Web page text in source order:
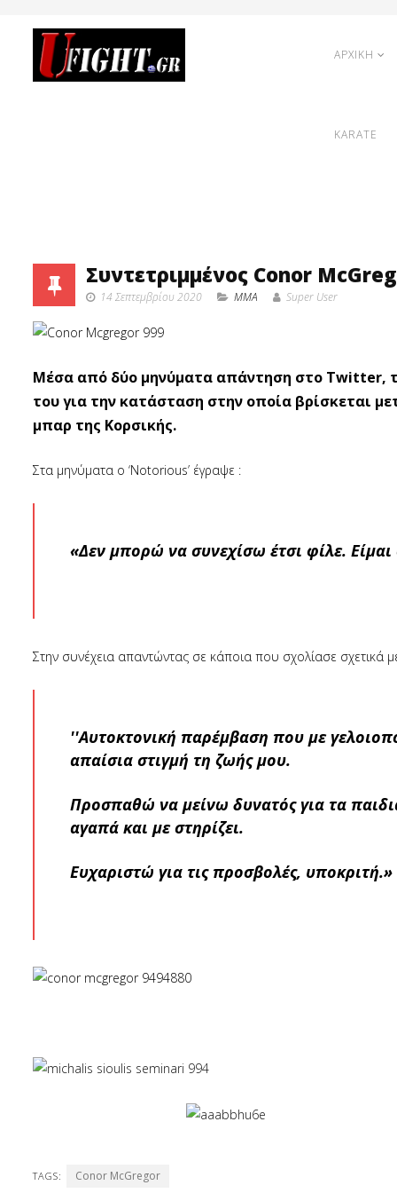
ΑΡΧΙΚΗ
KARATE
Συντετριμμένος Conor
14 Σεπτεμβρίου 2020 MMA Super User
Μέσα από δύο μηνύματα απάντηση στο Twitter,
του για την κατάσταση στην οποία βρίσκεται
μπαρ της Κορσικής.
Στα μηνύματα ο ‘Notorious’ έγραψε :
«Δεν μπορώ να συνεχίσω έτσι φίλε. Είμαι
Στην συνέχεια απαντώντας σε κάποια που σχολίασε σχετικά
''Aυτοκτονική παρέμβαση που με
απαίσια στιγμή τη ζωής μου.
Προσπαθώ να μείνω δυνατός για τα
αγαπά και με στηρίζει.
Ευχαριστώ για τις προσβολές, υποκριτή.»
TAGS: Conor McGregor